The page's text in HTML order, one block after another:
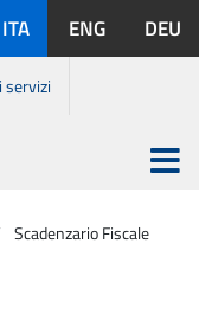
ITA ENG DEU
servizi
Apri
menu
Scadenzario Fiscale